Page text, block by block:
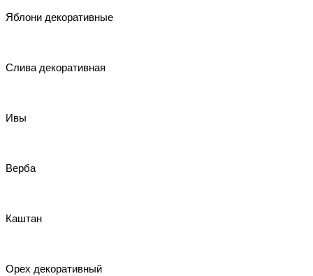
Яблони декоративные
Слива декоративная
Ивы
Верба
Каштан
Орех декоративный